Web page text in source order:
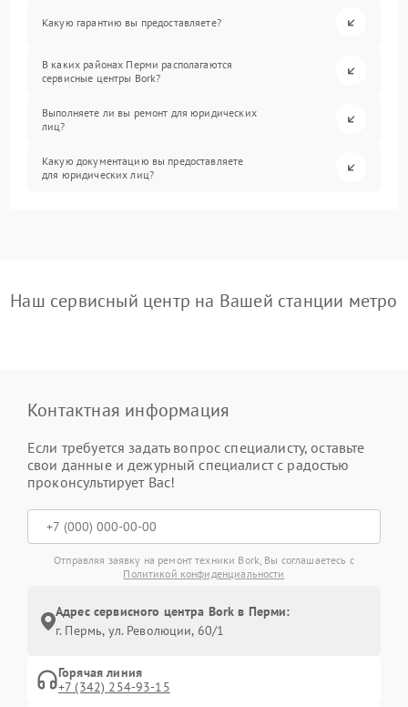
Какую гарантию вы предоставляете?
В каких районах Перми располагаются
сервисные центры Bork?
Выполняете ли вы ремонт для юридических
лиц?
Какую документацию вы предоставляете
для юридических лиц?
Наш сервисный центр на Вашей станции метро
Контактная информация
Если требуется задать вопрос специалисту, оставьте
свои данные и дежурный специалист с радостью
проконсультирует Вас!
Отправляя заявку на ремонт техники Bork, Вы соглашаетесь с
Политикой конфиденциальности
Адрес сервисного центра Bork в Перми:
г. Пермь, ул. ​Революции, 60/1
Горячая линия
+7 (342) 254-93-15